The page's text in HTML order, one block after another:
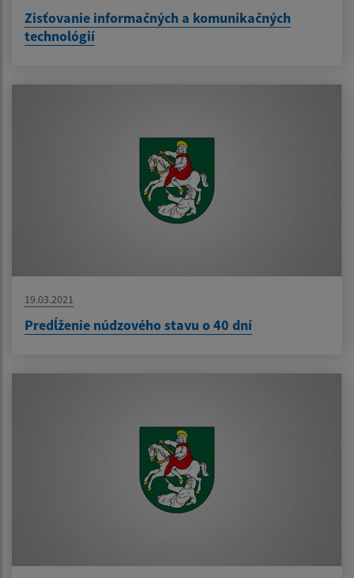
Zisťovanie informačných a komunikačných
technológií
19.03.2021
Predĺženie núdzového stavu o 40 dní